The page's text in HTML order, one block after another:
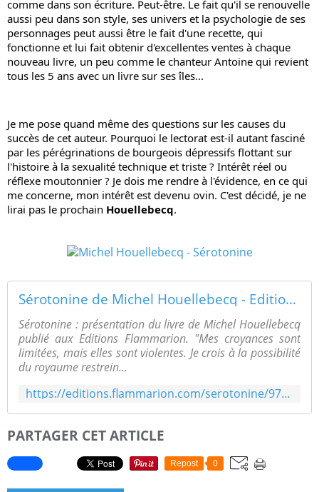
comme dans son écriture. Peut-être. Le fait qu'il se renouvelle
aussi peu dans son style, ses univers et la psychologie de ses
personnages peut aussi être le fait d'une recette, qui
fonctionne et lui fait obtenir d'excellentes ventes à chaque
nouveau livre, un peu comme le chanteur Antoine qui revient
tous les 5 ans avec un livre sur ses îles...
Je me pose quand même des questions sur les causes du
succès de cet auteur. Pourquoi le lectorat est-il autant fasciné
par les pérégrinations de bourgeois dépressifs flottant sur
l'histoire à la sexualité technique et triste ? Intérêt réel ou
réflexe moutonnier ? Je dois me rendre à l'évidence, en ce qui
me concerne, mon intérêt est devenu ovin. C'est décidé, je ne
lirai pas le prochain Houellebecq.
Sérotonine de Michel Houellebecq - Editions Flammarion
Sérotonine : présentation du livre de Michel Houellebecq
publié aux Editions Flammarion. "Mes croyances sont
limitées, mais elles sont violentes. Je crois à la possibilité
du royaume restrein...
https://editions.flammarion.com/serotonine/9782081471757
PARTAGER CET ARTICLE
Repost 0